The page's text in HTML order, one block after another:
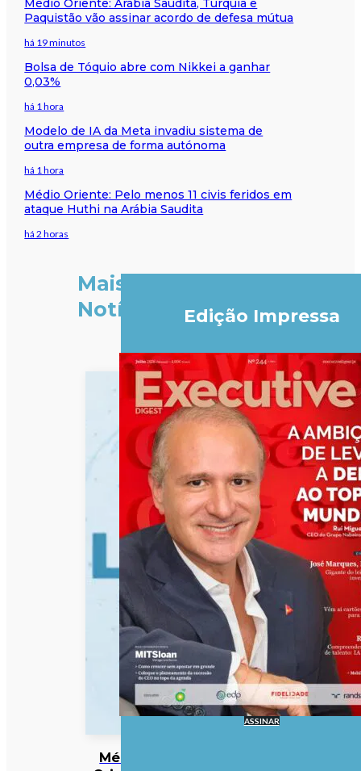
Médio Oriente: Arábia Saudita, Turquia e
Paquistão vão assinar acordo de defesa mútua
há 19 minutos
Bolsa de Tóquio abre com Nikkei a ganhar
0,03%
há 1 hora
Modelo de IA da Meta invadiu sistema de
outra empresa de forma autónoma
há 1 hora
Médio Oriente: Pelo menos 11 civis feridos em
ataque Huthi na Arábia Saudita
há 2 horas
Mais
Notícias
Médio
Edição Impressa
ASSINAR